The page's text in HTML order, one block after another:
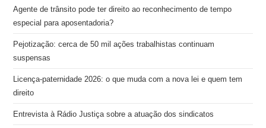
Agente de trânsito pode ter direito ao reconhecimento de tempo
especial para aposentadoria?
Pejotização: cerca de 50 mil ações trabalhistas continuam
suspensas
Licença-paternidade 2026: o que muda com a nova lei e quem tem
direito
Entrevista à Rádio Justiça sobre a atuação dos sindicatos